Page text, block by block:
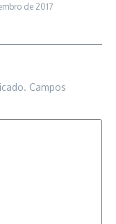
de 2017
Campos